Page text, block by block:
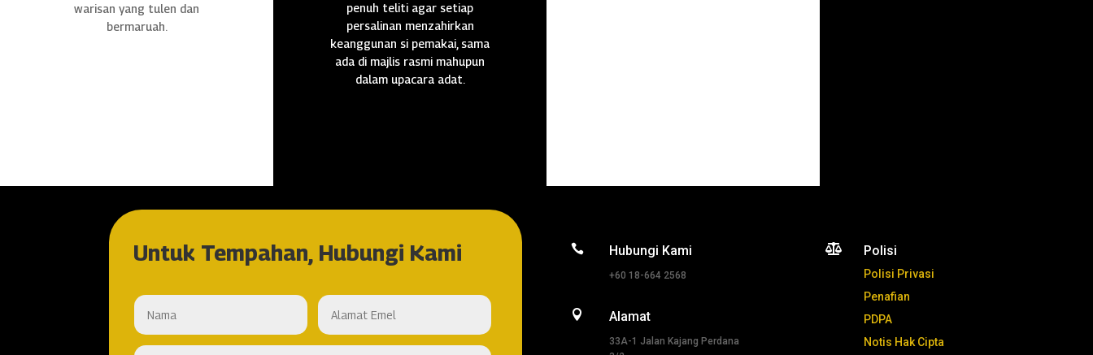
warisan yang tulen dan
bermaruah.
penuh teliti agar setiap
persalinan menzahirkan
keanggunan si pemakai, sama
ada di majlis rasmi mahupun
dalam upacara adat.
Untuk Tempahan, Hubungi Kami  Hubungi Kami
+60 18-664 2568
 Alamat
33A-1 Jalan Kajang Perdana
 Polisi
Polisi Privasi
Penafian
PDPA
Notis Hak Cipta